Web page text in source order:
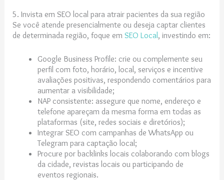
5. Invista em SEO local para atrair pacientes da sua região
Se você atende presencialmente ou deseja captar clientes
de determinada região, foque em SEO Local, investindo em:
Google Business Profile: crie ou complemente seu
perfil com foto, horário, local, serviços e incentive
avaliações positivas, respondendo comentários para
aumentar a visibilidade;
NAP consistente: assegure que nome, endereço e
telefone apareçam da mesma forma em todas as
plataformas (site, redes sociais e diretórios);
Integrar SEO com campanhas de WhatsApp ou
Telegram para captação local;
Procure por backlinks locais colaborando com blogs
da cidade, revistas locais ou participando de
eventos regionais.